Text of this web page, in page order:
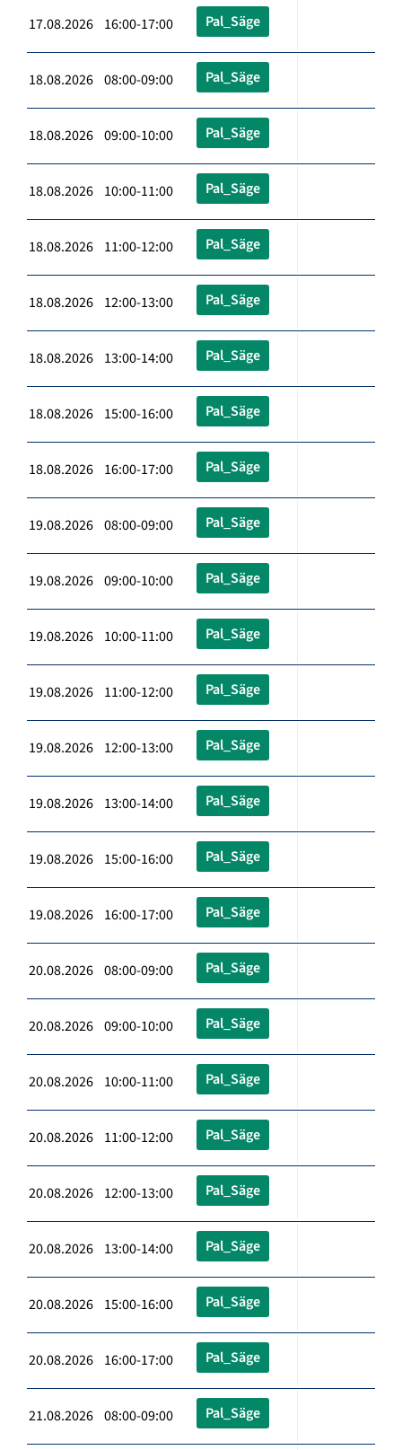
17.08.2026 16:00-17:00 Pal_Säge
18.08.2026 08:00-09:00 Pal_Säge
18.08.2026 09:00-10:00 Pal_Säge
18.08.2026 10:00-11:00 Pal_Säge
18.08.2026 11:00-12:00 Pal_Säge
18.08.2026 12:00-13:00 Pal_Säge
18.08.2026 13:00-14:00 Pal_Säge
18.08.2026 15:00-16:00 Pal_Säge
18.08.2026 16:00-17:00 Pal_Säge
19.08.2026 08:00-09:00 Pal_Säge
19.08.2026 09:00-10:00 Pal_Säge
19.08.2026 10:00-11:00 Pal_Säge
19.08.2026 11:00-12:00 Pal_Säge
19.08.2026 12:00-13:00 Pal_Säge
19.08.2026 13:00-14:00 Pal_Säge
19.08.2026 15:00-16:00 Pal_Säge
19.08.2026 16:00-17:00 Pal_Säge
20.08.2026 08:00-09:00 Pal_Säge
20.08.2026 09:00-10:00 Pal_Säge
20.08.2026 10:00-11:00 Pal_Säge
20.08.2026 11:00-12:00 Pal_Säge
20.08.2026 12:00-13:00 Pal_Säge
20.08.2026 13:00-14:00 Pal_Säge
20.08.2026 15:00-16:00 Pal_Säge
20.08.2026 16:00-17:00 Pal_Säge
21.08.2026 08:00-09:00 Pal_Säge